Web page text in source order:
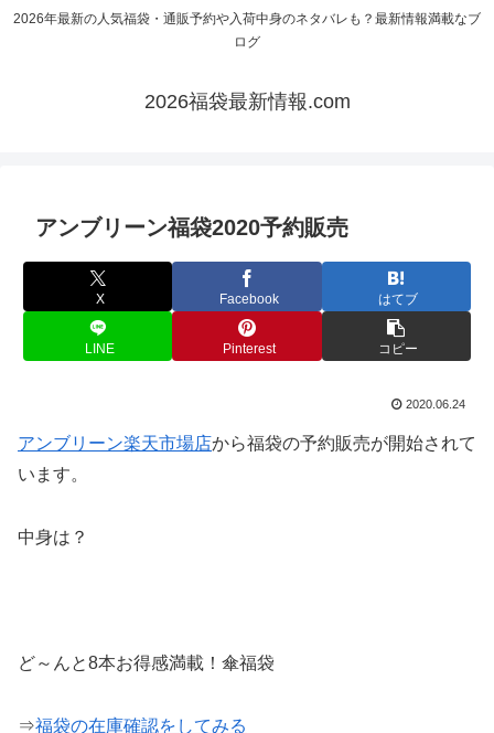
2026年最新の人気福袋・通販予約や入荷中身のネタバレも？最新情報満載なブ
ログ
2026福袋最新情報.com
アンブリーン福袋2020予約販売
X Facebook はてブ
LINE Pinterest コピー
2020.06.24
アンブリーン楽天市場店から福袋の予約販売が開始されて
います。
中身は？
ど～んと8本お得感満載！傘福袋
⇒福袋の在庫確認をしてみる